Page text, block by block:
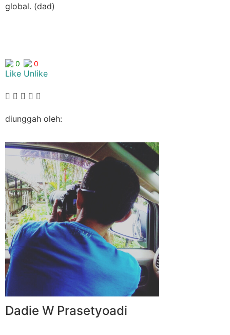
global. (dad)
0 0
diunggah oleh:
Dadie W Prasetyoadi